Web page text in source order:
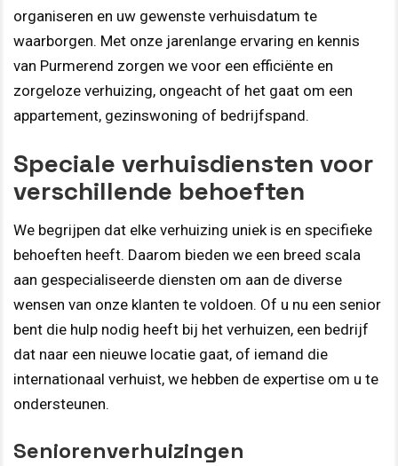
organiseren en uw gewenste verhuisdatum te
waarborgen. Met onze jarenlange ervaring en kennis
van Purmerend zorgen we voor een efficiënte en
zorgeloze verhuizing, ongeacht of het gaat om een
appartement, gezinswoning of bedrijfspand.
Speciale verhuisdiensten voor
verschillende behoeften
We begrijpen dat elke verhuizing uniek is en specifieke
behoeften heeft. Daarom bieden we een breed scala
aan gespecialiseerde diensten om aan de diverse
wensen van onze klanten te voldoen. Of u nu een senior
bent die hulp nodig heeft bij het verhuizen, een bedrijf
dat naar een nieuwe locatie gaat, of iemand die
internationaal verhuist, we hebben de expertise om u te
ondersteunen.
Seniorenverhuizingen